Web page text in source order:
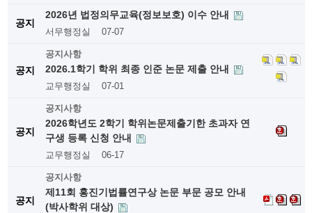
공지
2026년 법정의무교육(정보보호) 이수 안내
서무행정실 07-07
공지
공지사항
2026.1학기 학위 최종 인준 논문 제출 안내
교무행정실 07-01
공지
공지사항
2026학년도 2학기 학위논문제출기한 초과자 연
구생 등록 신청 안내
교무행정실 06-17
공지
공지사항
제11회 홍진기법률연구상 논문 부문 공모 안내
(박사학위 대상)